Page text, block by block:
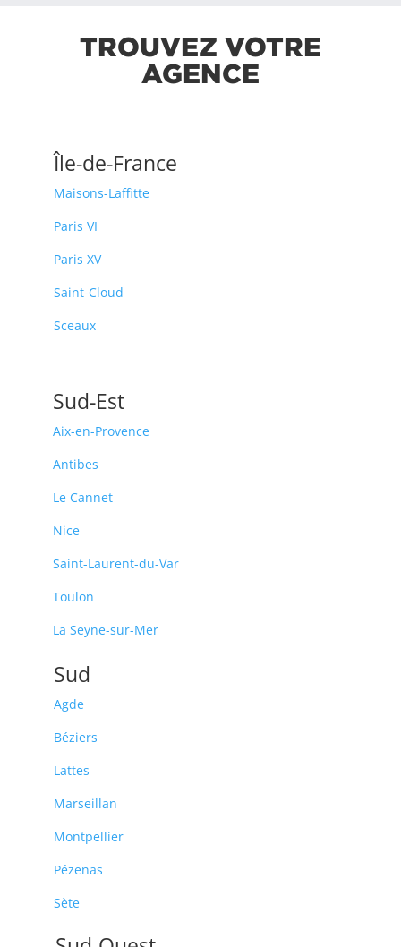
TROUVEZ VOTRE
AGENCE
Île-de-France
Maisons-Laffitte
Paris VI
Paris XV
Saint-Cloud
Sceaux
Sud-Est
Aix-en-Provence
Antibes
Le Cannet
Nice
Saint-Laurent-du-Var
Toulon
La Seyne-sur-Mer
Sud
Agde
Béziers
Lattes
Marseillan
Montpellier
Pézenas
Sète